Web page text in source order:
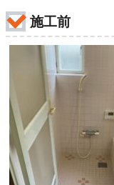
施工前